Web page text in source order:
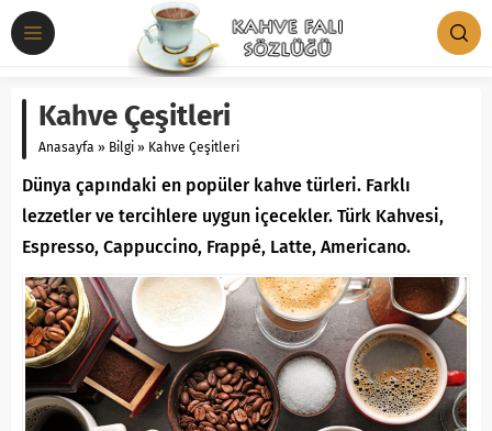
Kahve Çeşitleri
Anasayfa » Bilgi » Kahve Çeşitleri
Dünya çapındaki en popüler kahve türleri. Farklı
lezzetler ve tercihlere uygun içecekler. Türk Kahvesi,
Espresso, Cappuccino, Frappé, Latte, Americano.